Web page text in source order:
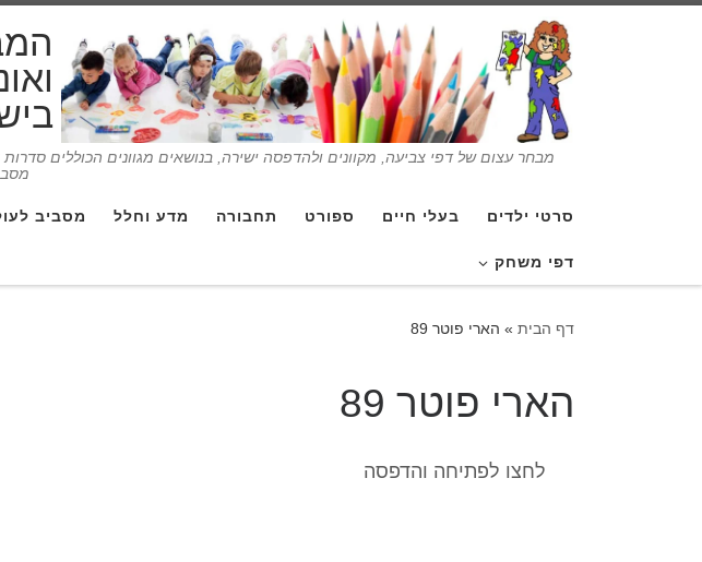
מבחר עצום של דפי צביעה, מקוונים ולהדפסה ישירה, בנושאים מגוונים הכוללים
סרטי ילדים בעלי חיים ספורט תחבורה מדע וחלל מסביב
דפי משחק
דף הבית » הארי פוטר 89
הארי פוטר 89
לחצו לפתיחה והדפסה